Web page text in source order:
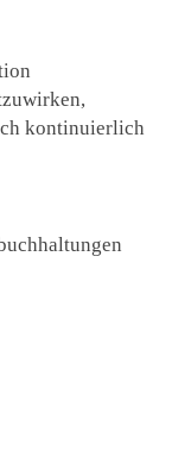
kontinuierlich